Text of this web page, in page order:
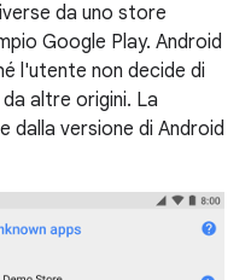
da uno store
Google Play. Android
l'utente non decide di
altre origini. La
dalla versione di Android